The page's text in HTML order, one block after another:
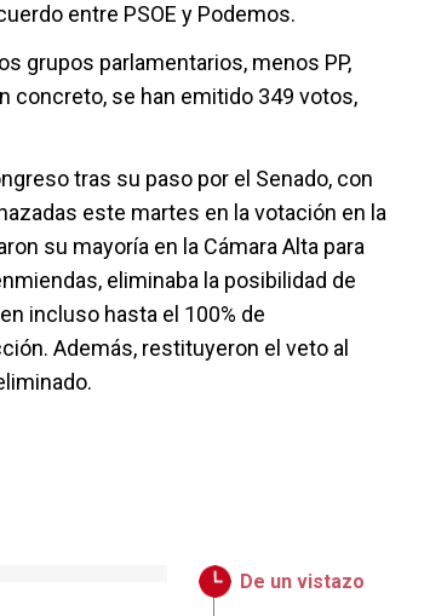
entre PSOE y Podemos.
grupos parlamentarios, menos PP,
concreto, se han emitido 349 votos,
tras su paso por el Senado, con
este martes en la votación en la
su mayoría en la Cámara Alta para
eliminaba la posibilidad de
incluso hasta el 100% de
Además, restituyeron el veto al
De un vistazo